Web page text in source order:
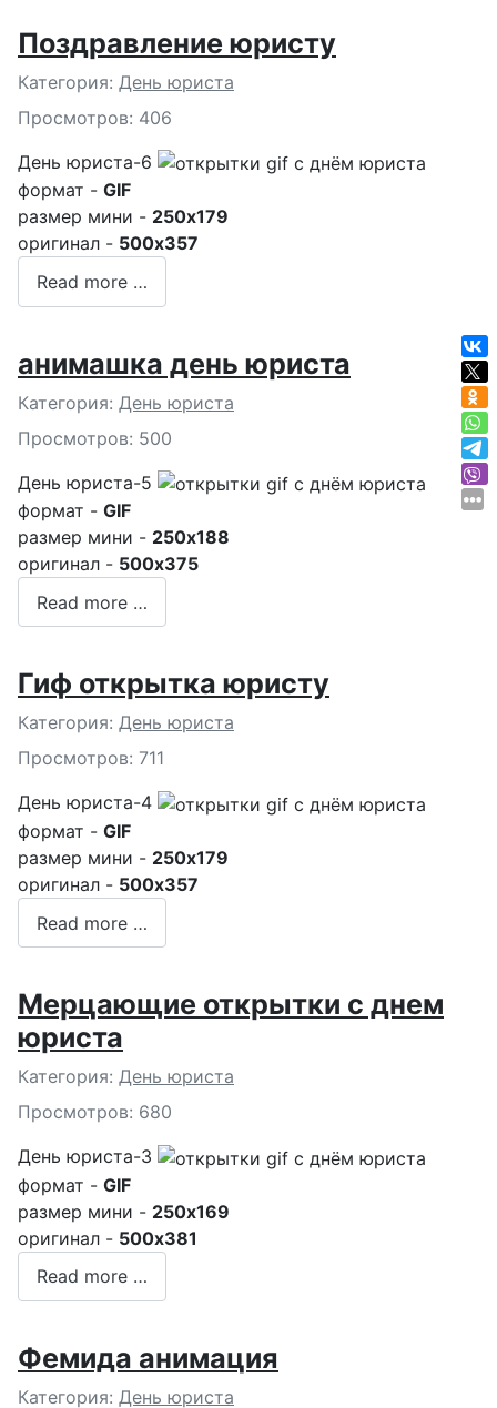
Поздравление юристу
Подробности
Категория: День юриста
Просмотров: 406
День юриста-6
формат - GIF
размер мини - 250x179
оригинал - 500x357
Read more …
анимашка день юриста
Подробности
Категория: День юриста
Просмотров: 500
День юриста-5
формат - GIF
размер мини - 250x188
оригинал - 500x375
Read more …
Гиф открытка юристу
Подробности
Категория: День юриста
Просмотров: 711
День юриста-4
формат - GIF
размер мини - 250x179
оригинал - 500x357
Read more …
Мерцающие открытки с днем
юриста
Подробности
Категория: День юриста
Просмотров: 680
День юриста-3
формат - GIF
размер мини - 250x169
оригинал - 500x381
Read more …
Фемида анимация
Подробности
Категория: День юриста